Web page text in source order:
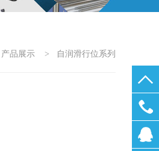
产品展示 > 自润滑行位系列
0755-